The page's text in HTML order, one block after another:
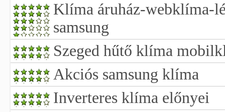
Klíma áruház-webklíma-
samsung
Szeged hűtő klíma
Akciós samsung klíma
Inverteres klíma előnyei